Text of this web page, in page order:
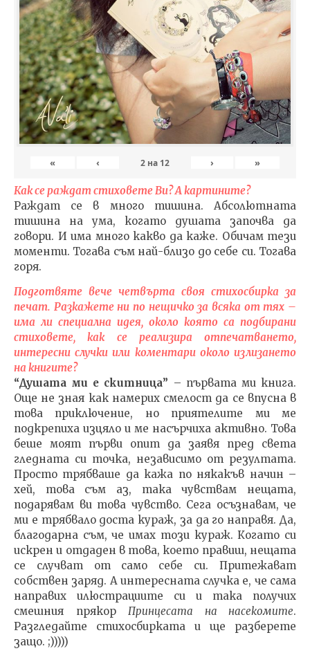
« ‹ 2 на 12 › »
Как се раждат стиховете Ви? А картините?
Раждат се в много тишина. Абсолютната
тишина на ума, когато душата започва да
говори. И има много какво да каже. Обичам тези
моменти. Тогава съм най-близо до себе си. Тогава
горя.
Подготвяте вече четвърта своя стихосбирка за
печат. Разкажете ни по нещичко за всяка от тях –
има ли специална идея, около която са подбирани
стиховете, как се реализира отпечатването,
интересни случки или коментари около излизането
на книгите?
“Душата ми е скитница” – първата ми книга.
Още не зная как намерих смелост да се впусна в
това приключение, но приятелите ми ме
подкрепиха изцяло и ме насърчиха активно. Това
беше моят първи опит да заявя пред света
гледната си точка, независимо от резултата.
Просто трябваше да кажа по някакъв начин –
хей, това съм аз, така чувствам нещата,
подарявам ви това чувство. Сега осъзнавам, че
ми е трябвало доста кураж, за да го направя. Да,
благодарна съм, че имах този кураж. Когато си
искрен и отдаден в това, което правиш, нещата
се случват от само себе си. Притежават
собствен заряд. А интересната случка е, че сама
направих илюстрациите си и така получих
смешния прякор Принцесата на насекомите.
Разгледайте стихосбирката и ще разберете
защо. ;)))))